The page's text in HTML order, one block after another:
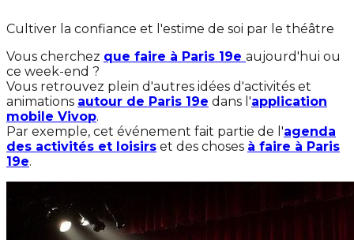
Cultiver la confiance et l'estime de soi par le théâtre
Vous cherchez que faire à Paris 19e aujourd'hui ou
ce week-end ?
Vous retrouvez plein d'autres idées d'activités et
animations autour de Paris 19e dans l'application
mobile Vivop.
Par exemple, cet événement fait partie de l'agenda
des activités et loisirs et des choses à faire à Paris
19e.